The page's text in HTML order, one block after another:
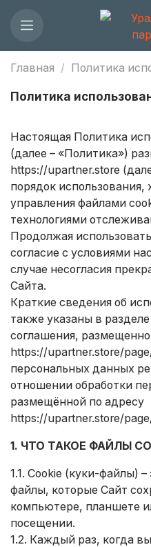
Главная Политика
Политика
Настоящая Политика
(далее – «Политика»)
https://upartner.store
порядок
управления файлами
технологиями
Продолжая
согласие с условиями
случае несогласия
Сайта.
Краткие сведения об
также указаны в
соглашения,
https://upartner.store/
персональных данных
отношении обработки
размещённой по адресу
https://upartner.store/
1. ЧТО ТАКОЕ ФАЙЛЫ
1.1. Cookie (куки-файлы)
файлы, которые Сайт
компьютере, планшете
посещении.
1.2. Каждый раз, когда